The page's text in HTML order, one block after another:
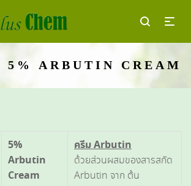
5% ARBUTIN CREAM
5%
Arbutin
Cream
ครีมArbutin
ด้วยส่วนผสมของสารสกัด
Arbutin จาก ต้น